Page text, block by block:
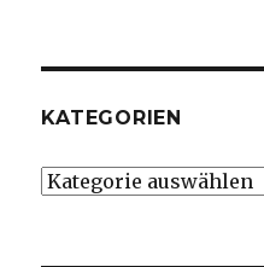
KATEGORIEN
Kategorien